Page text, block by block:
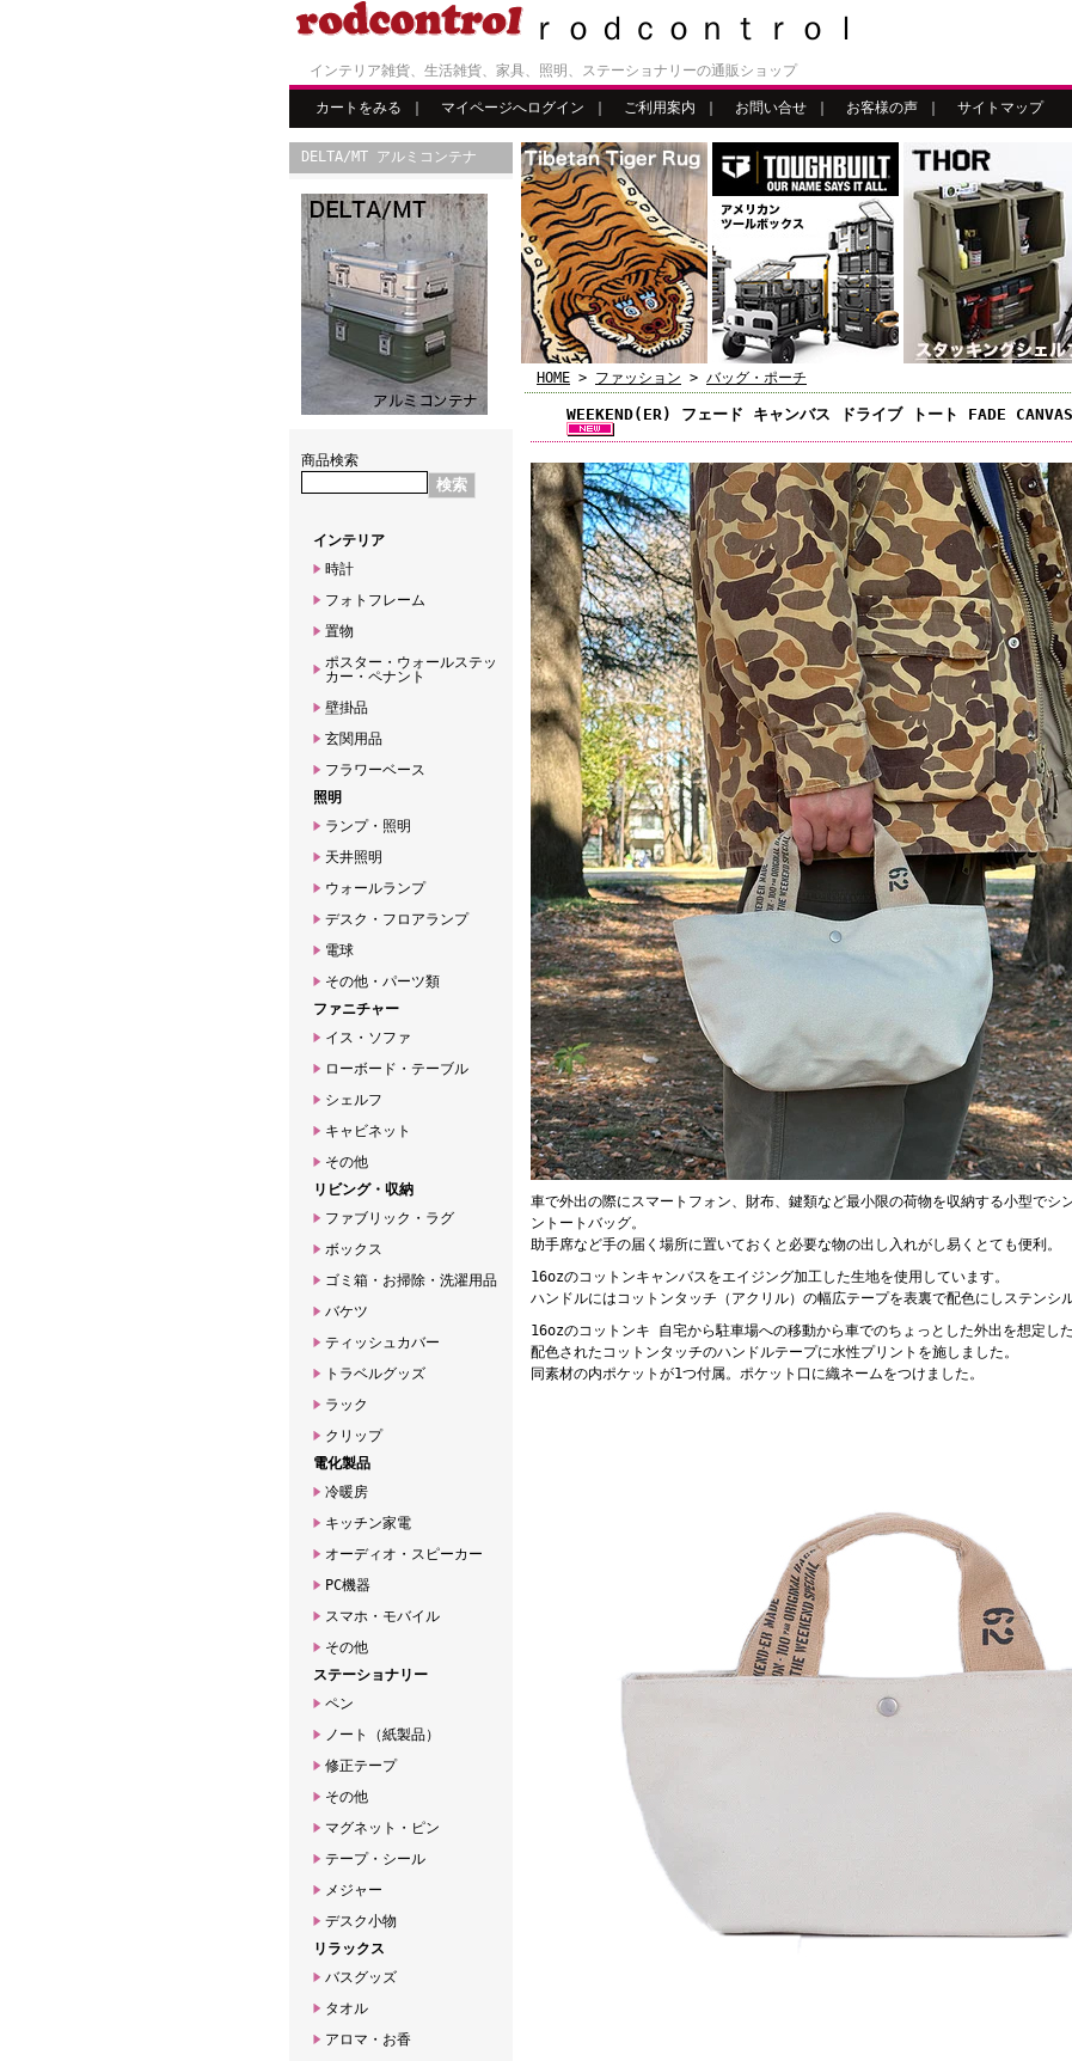
ｒｏｄｃｏｎｔｒｏｌ
インテリア雑貨、生活雑貨、家具、照明、ステーショナリーの通販ショップ
カートをみる マイページへログイン ご利用案内 お問い合せ お客様の声 サイトマップ
DELTA/MT アルミコンテナ
商品検索
インテリア
時計
フォトフレーム
置物
ポスター・ウォールステッ
カー・ペナント
壁掛品
玄関用品
フラワーベース
照明
ランプ・照明
天井照明
ウォールランプ
デスク・フロアランプ
電球
その他・パーツ類
ファニチャー
イス・ソファ
ローボード・テーブル
シェルフ
キャビネット
その他
リビング・収納
ファブリック・ラグ
ボックス
ゴミ箱・お掃除・洗濯用品
バケツ
ティッシュカバー
トラベルグッズ
ラック
クリップ
電化製品
冷暖房
キッチン家電
オーディオ・スピーカー
PC機器
スマホ・モバイル
その他
ステーショナリー
ペン
ノート（紙製品）
修正テープ
その他
マグネット・ピン
テープ・シール
メジャー
デスク小物
リラックス
バスグッズ
タオル
アロマ・お香
HOME > ファッション > バッグ・ポーチ
WEEKEND(ER) フェード キャンバス ドライブ トート FADE
車で外出の際にスマートフォン、財布、鍵類など最小限の荷物を収納する小型でシ
ントートバッグ。
助手席など手の届く場所に置いておくと必要な物の出し入れがし易くとても便利。
16ozのコットンキャンバスをエイジング加工した生地を使用しています。
ハンドルにはコットンタッチ（アクリル）の幅広テープを表裏で配色にしステンシ
16ozのコットンキ 自宅から駐車場への移動から車でのちょっとした外出を想定した
配色されたコットンタッチのハンドルテープに水性プリントを施しました。
同素材の内ポケットが1つ付属。ポケット口に織ネームをつけました。